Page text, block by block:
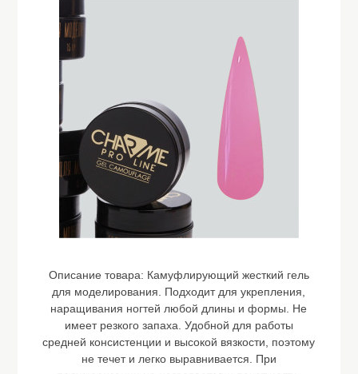
Описание товара: Камуфлирующий жесткий гель
для моделирования. Подходит для укрепления,
наращивания ногтей любой длины и формы. Не
имеет резкого запаха. Удобной для работы
средней консистенции и высокой вязкости, поэтому
не течет и легко выравнивается. При